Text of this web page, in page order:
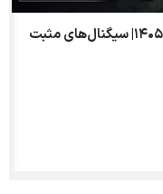
اخبار مهم بورس فردا یکشنبه ۳ خرداد ۱۴۰۵| سیگنال‌های مثبت